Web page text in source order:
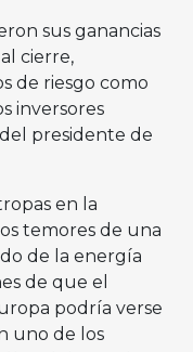
sus ganancias
cierre,
de riesgo como
inversores
presidente de
en la
temores de una
de la energía
de que el
podría verse
uno de los